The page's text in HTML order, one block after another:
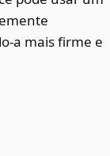
a mais firme e